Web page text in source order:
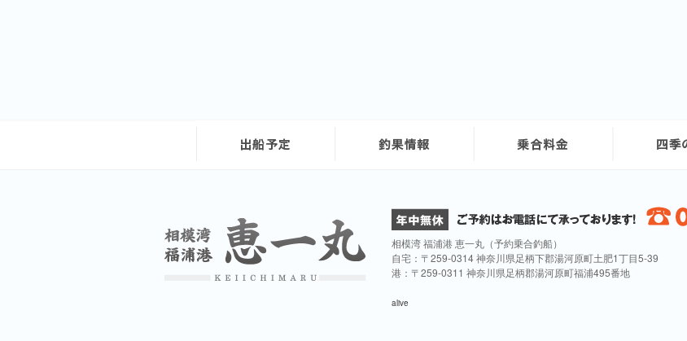
相模湾 福浦港 恵一丸（予約乗合釣船）
自宅：〒259-0314 神奈川県足柄下郡湯河原町土肥1丁目5-39
港：〒259-0311 神奈川県足柄郡湯河原町福浦495番地
alive